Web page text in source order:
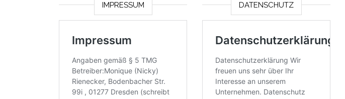
IMPRESSUM DATENSCHUTZ